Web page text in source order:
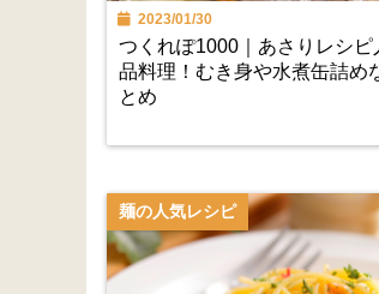
2023/01/30
つくれぽ1000｜あさりレシピ
品料理！むき身や水煮缶詰め
とめ
麺の人気レシピ